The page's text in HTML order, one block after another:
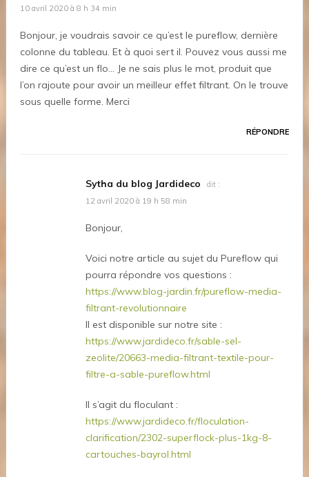
10 avril 2020 à 8 h 34 min
Bonjour, je voudrais savoir ce qu’est le pureflow, dernière
colonne du tableau. Et à quoi sert il. Pouvez vous aussi me
dire ce qu’est un flo… Je ne sais plus le mot, produit que
l’on rajoute pour avoir un meilleur effet filtrant. On le trouve
sous quelle forme. Merci
RÉPONDRE
Sytha du blog Jardideco
dit :
12 avril 2020 à 19 h 58 min
Bonjour,
Voici notre article au sujet du Pureflow qui
pourra répondre vos questions :
https://www.blog-jardin.fr/pureflow-media-
filtrant-revolutionnaire
Il est disponible sur notre site :
https://www.jardideco.fr/sable-sel-
zeolite/20663-media-filtrant-textile-pour-
filtre-a-sable-pureflow.html
Il s’agit du floculant :
https://www.jardideco.fr/floculation-
clarification/2302-superflock-plus-1kg-8-
cartouches-bayrol.html